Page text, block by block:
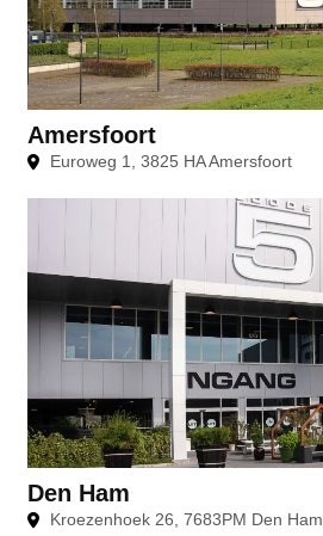
Amersfoort
Euroweg 1, 3825 HA Amersfoort
Den Ham
Kroezenhoek 26, 7683PM Den Ham